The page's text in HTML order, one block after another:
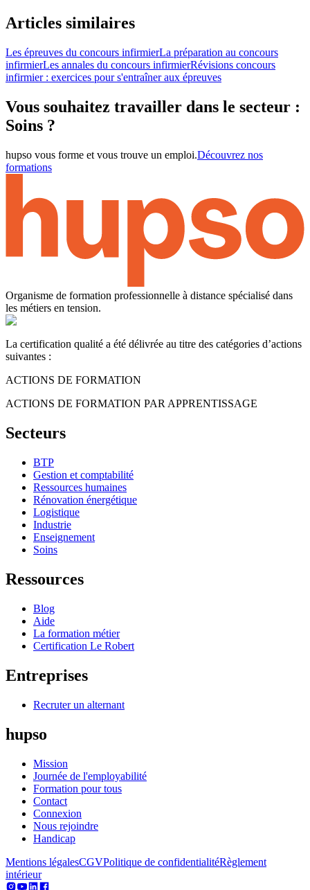
Articles similaires
Les épreuves du concours infirmierLa préparation au concours
infirmierLes annales du concours infirmierRévisions concours
infirmier : exercices pour s'entraîner aux épreuves
Vous souhaitez travailler dans le secteur :
Soins ?
hupso vous forme et vous trouve un emploi.Découvrez nos
formations
Organisme de formation professionnelle à distance spécialisé dans
les métiers en tension.
La certification qualité a été délivrée au titre des catégories d’actions
suivantes :
ACTIONS DE FORMATION
ACTIONS DE FORMATION PAR APPRENTISSAGE
Secteurs
BTP
Gestion et comptabilité
Ressources humaines
Rénovation énergétique
Logistique
Industrie
Enseignement
Soins
Ressources
Blog
Aide
La formation métier
Certification Le Robert
Entreprises
Recruter un alternant
hupso
Mission
Journée de l'employabilité
Formation pour tous
Contact
Connexion
Nous rejoindre
Handicap
Mentions légalesCGVPolitique de confidentialitéRèglement
intérieur